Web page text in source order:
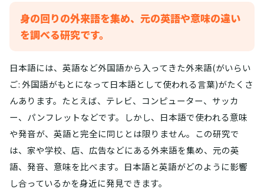
身の回りの外来語を集め、元の英語や意味の違い
を調べる研究です。
日本語には、英語など外国語から入ってきた外来語(がいらい
ご: 外国語がもとになって日本語として使われる言葉)がたくさ
んあります。たとえば、テレビ、コンピューター、サッカ
ー、パンフレットなどです。しかし、日本語で使われる意味
や発音が、英語と完全に同じとは限りません。この研究で
は、家や学校、店、広告などにある外来語を集め、元の英
語、発音、意味を比べます。日本語と英語がどのように影響
し合っているかを身近に発見できます。